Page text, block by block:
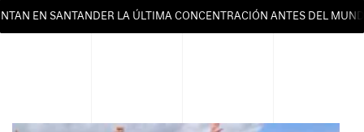
EN SANTANDER LA ÚLTIMA CONCENTRACIÓN ANTES DEL